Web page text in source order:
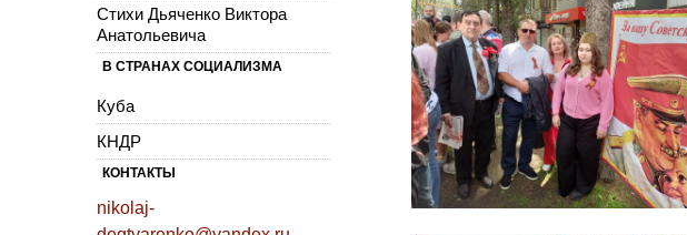
Стихи Дьяченко Виктора
Анатольевича
В СТРАНАХ СОЦИАЛИЗМА
Куба
КНДР
КОНТАКТЫ
nikolaj-